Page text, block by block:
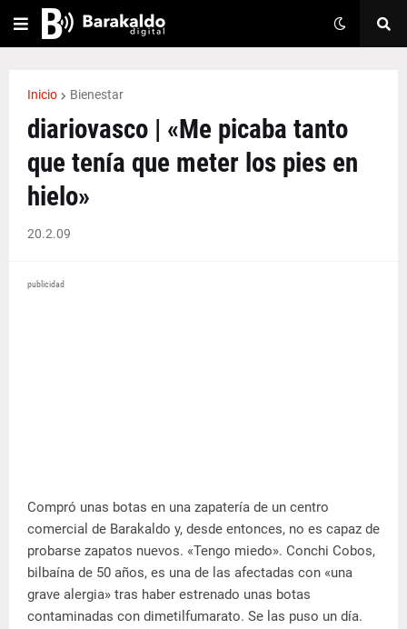
Inicio Bienestar
diariovasco | «Me picaba tanto
que tenía que meter los pies en
hielo»
20.2.09
publicidad
Compró unas botas en una zapatería de un centro
comercial de Barakaldo y, desde entonces, no es capaz de
probarse zapatos nuevos. «Tengo miedo». Conchi Cobos,
bilbaína de 50 años, es una de las afectadas con «una
grave alergia» tras haber estrenado unas botas
contaminadas con dimetilfumarato. Se las puso un día.